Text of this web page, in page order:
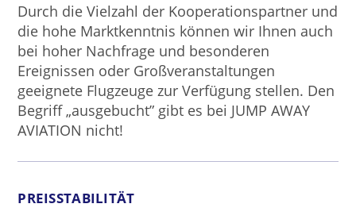
Durch die Vielzahl der Kooperationspartner und
die hohe Marktkenntnis können wir Ihnen auch
bei hoher Nachfrage und besonderen
Ereignissen oder Großveranstaltungen
geeignete Flugzeuge zur Verfügung stellen. Den
Begriff „ausgebucht” gibt es bei JUMP AWAY
AVIATION nicht!
PREISSTABILITÄT